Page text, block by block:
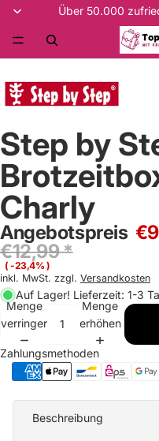
Über 50.000
Step by
Charly
Angebotspreis
€12,99 *
( -23,4% )
inkl. MwSt. zzgl. Versandkosten
Auf Lager! Lieferzeit: 1-3
Menge
verringern
Menge
erhöhen
Zahlungsmethoden
Beschreibung